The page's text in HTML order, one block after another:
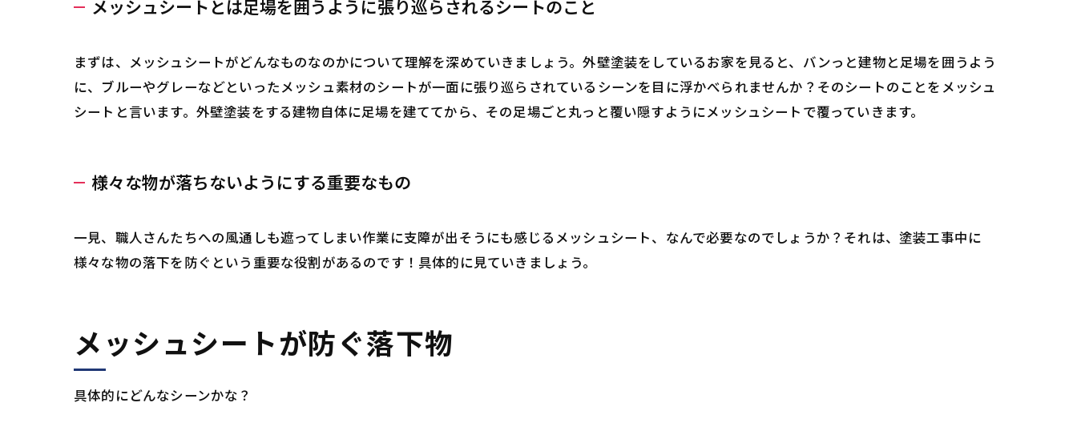
メッシュシートとは足場を囲うように張り巡らされるシートのこと
まずは、メッシュシートがどんなものなのかについて理解を深めていきましょう。外壁塗装をしているお家を見ると、バンっと建物と足場を囲うよう
に、ブルーやグレーなどといったメッシュ素材のシートが一面に張り巡らされているシーンを目に浮かべられませんか？そのシートのことをメッシュ
シートと言います。外壁塗装をする建物自体に足場を建ててから、その足場ごと丸っと覆い隠すようにメッシュシートで覆っていきます。
様々な物が落ちないようにする重要なもの
一見、職人さんたちへの風通しも遮ってしまい作業に支障が出そうにも感じるメッシュシート、なんで必要なのでしょうか？それは、塗装工事中に
様々な物の落下を防ぐという重要な役割があるのです！具体的に見ていきましょう。
メッシュシートが防ぐ落下物
具体的にどんなシーンかな？